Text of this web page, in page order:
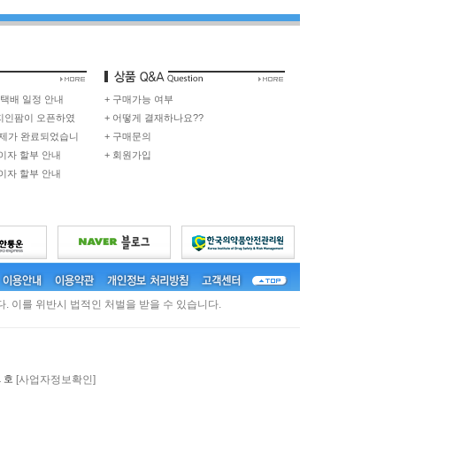
배 일정 안내
인팜이 오픈하였
가 완료되었습니
자 할부 안내
자 할부 안내
+ 구매가능 여부
+ 어떻게 결재하나요??
+ 구매문의
+ 회원가입
이를 위반시 법적인 처벌을 받을 수 있습니다.
호 [사업자정보확인]